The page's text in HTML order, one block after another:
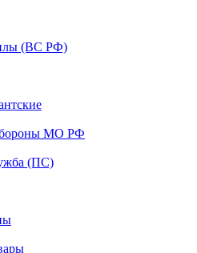
(ВС РФ)
МО РФ
(ПС)